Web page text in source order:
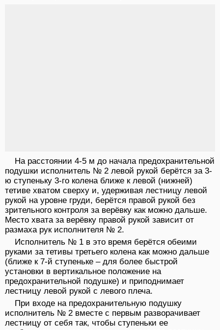
На расстоянии 4-5 м до начала предохранительной
подушки исполнитель № 2 левой рукой берётся за 3-
ю ступеньку 3-го колена ближе к левой (нижней)
тетиве хватом сверху и, удерживая лестницу левой
рукой на уровне груди, берётся правой рукой без
зрительного контроля за верёвку как можно дальше.
Место хвата за верёвку правой рукой зависит от
размаха рук исполнителя № 2.
Исполнитель № 1 в это время берётся обеими
руками за тетивы третьего колена как можно дальше
(ближе к 7-й ступеньке – для более быстрой
установки в вертикальное положение на
предохранительной подушке) и приподнимает
лестницу левой рукой с левого плеча.
При входе на предохранительную подушку
исполнитель № 2 вместе с первым разворачивает
лестницу от себя так, чтобы ступеньки ее